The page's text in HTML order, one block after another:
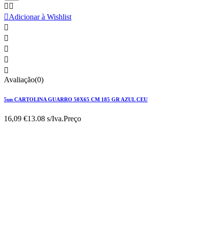
 
Adicionar à Wishlist





Avaliação(0)
5un CARTOLINA GUARRO 50X65 CM 185 GR AZUL CEU
16,09 €13.08 s/Iva.Preço